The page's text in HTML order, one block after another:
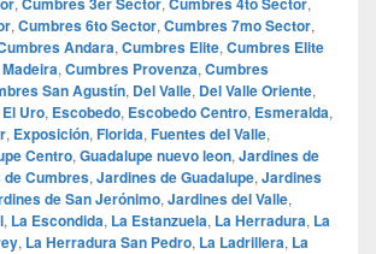
, Cumbres 6to Sector, Cumbres 7mo Sector,
Andara, Cumbres Elite, Cumbres Elite
, Cumbres Provenza, Cumbres
San Agustín, Del Valle, Del Valle Oriente,
El Uro, Escobedo, Escobedo Centro, Esmeralda,
, Exposición, Florida, Fuentes del Valle,
Centro, Guadalupe nuevo leon, Jardines de
Cumbres, Jardines de Guadalupe, Jardines
de San Jerónimo, Jardines del Valle,
, La Escondida, La Estanzuela, La Herradura, La
, La Herradura San Pedro, La Ladrillera, La